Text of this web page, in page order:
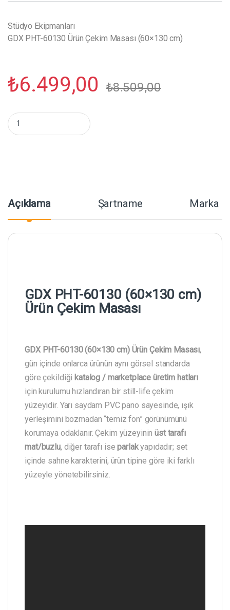
Stüdyo Ekipmanları
GDX PHT-60130 Ürün Çekim Masası (60×130 cm)
₺6.499,00 ₺8.509,00
GDX PHT-60130 Ürün Çekim Masası (60x130 cm) miktar
Açıklama Şartname Marka
GDX PHT-60130 (60×130 cm)
Ürün Çekim Masası
GDX PHT-60130 (60×130 cm) Ürün Çekim Masası,
gün içinde onlarca ürünün aynı görsel standarda
göre çekildiği katalog / marketplace üretim hatları
için kurulumu hızlandıran bir still-life çekim
yüzeyidir. Yarı saydam PVC pano sayesinde, ışık
yerleşimini bozmadan “temiz fon” görünümünü
korumaya odaklanır. Çekim yüzeyininüst tarafı
mat/buzlu, diğer tarafı iseparlakyapıdadır; set
içinde sahne karakterini, ürün tipine göre iki farklı
yüzeyle yönetebilirsiniz.